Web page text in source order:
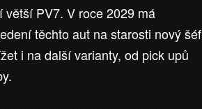
PV7. V roce 2029 má
těchto aut na starosti nový šéf
i na další varianty, od pick upů